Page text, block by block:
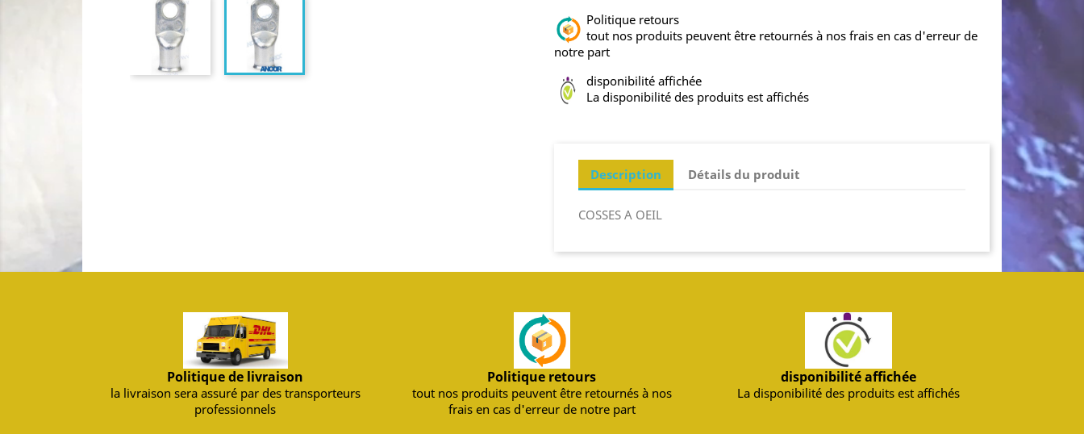
Politique retours
tout nos produits peuvent être retournés à nos frais en cas d'erreur de
notre part
disponibilité affichée
La disponibilité des produits est affichés
Description Détails du produit
COSSES A OEIL
Politique de livraison
la livraison sera assuré par des transporteurs
professionnels
Politique retours
tout nos produits peuvent être retournés à nos
frais en cas d'erreur de notre part
disponibilité affichée
La disponibilité des produits est affichés